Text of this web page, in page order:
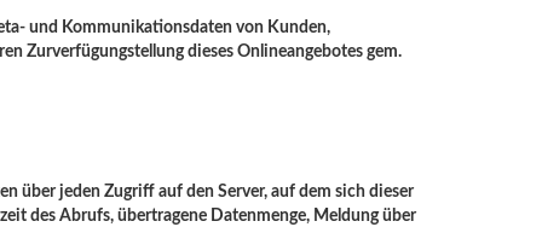
und Kommunikationsdaten von Kunden,
Zurverfügungstellung dieses Onlineangebotes gem.
über jeden Zugriff auf den Server, auf dem sich dieser
des Abrufs, übertragene Datenmenge, Meldung über